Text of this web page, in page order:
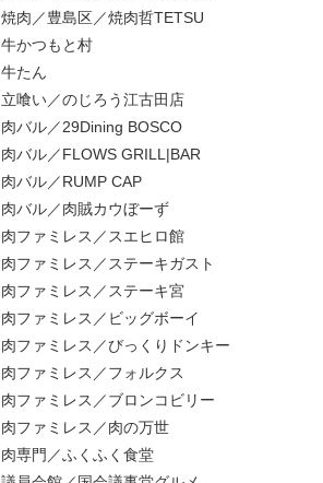
焼肉／豊島区／焼肉哲TETSU
牛かつもと村
牛たん
立喰い／のじろう江古田店
肉バル／29Dining BOSCO
肉バル／FLOWS GRILL|BAR
肉バル／RUMP CAP
肉バル／肉賊カウぼーず
肉ファミレス／スエヒロ館
肉ファミレス／ステーキガスト
肉ファミレス／ステーキ宮
肉ファミレス／ビッグボーイ
肉ファミレス／びっくりドンキー
肉ファミレス／フォルクス
肉ファミレス／ブロンコビリー
肉ファミレス／肉の万世
肉専門／ふくふく食堂